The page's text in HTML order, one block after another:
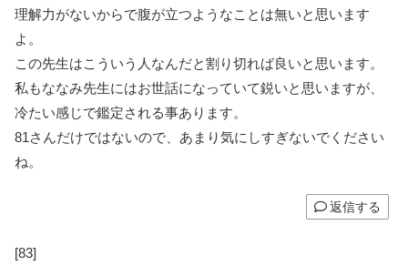
理解力がないからで腹が立つようなことは無いと思います
よ。
この先生はこういう人なんだと割り切れば良いと思います。
私もななみ先生にはお世話になっていて鋭いと思いますが、
冷たい感じで鑑定される事あります。
81さんだけではないので、あまり気にしすぎないでください
ね。
返信する
[83]